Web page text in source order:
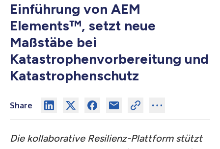
Einführung von AEM
Elements™, setzt neue
Maßstäbe bei
Katastrophenvorbereitung und
Katastrophenschutz
Share
Die kollaborative Resilienz-Plattform stützt